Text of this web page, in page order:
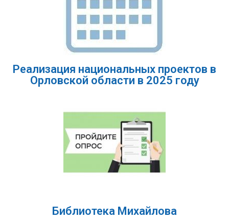
Реализация национальных проектов в
Орловской области в 2025 году
Библиотека Михайлова